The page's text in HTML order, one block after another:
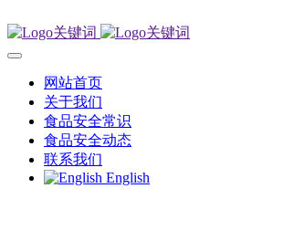
网站首页
关于我们
食品安全常识
食品安全动态
联系我们
English